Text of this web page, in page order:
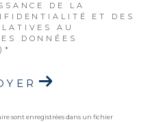
DE LA
ET DES
AU
DONNÉES
sont enregistrées dans un fichier